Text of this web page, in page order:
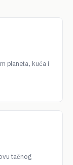
planeta, kuća i
tačnog